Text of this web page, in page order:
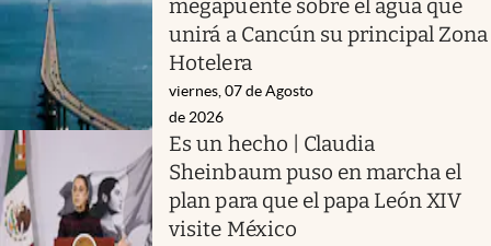
megapuente sobre el agua que
unirá a Cancún su principal Zona
Hotelera
viernes, 07 de Agosto
de 2026
Es un hecho | Claudia
Sheinbaum puso en marcha el
plan para que el papa León XIV
visite México